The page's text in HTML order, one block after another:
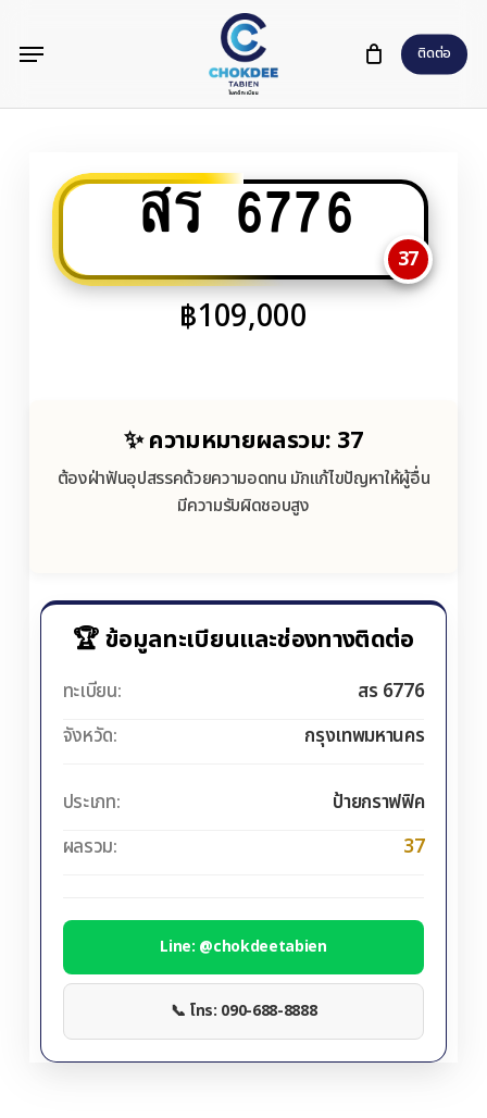
content
ติดต่อ
Menu
สร 6776
37
฿109,000
✨ ความหมายผลรวม: 37
ต้องฝ่าฟันอุปสรรคด้วยความอดทน มักแก้ไขปัญหาให้ผู้อื่น
มีความรับผิดชอบสูง
🏆 ข้อมูลทะเบียนและช่องทางติดต่อ
ทะเบียน:
สร 6776
จังหวัด:
กรุงเทพมหานคร
ประเภท:
ป้ายกราฟฟิค
ผลรวม:
37
Line: @chokdeetabien
📞 โทร: 090-688-8888